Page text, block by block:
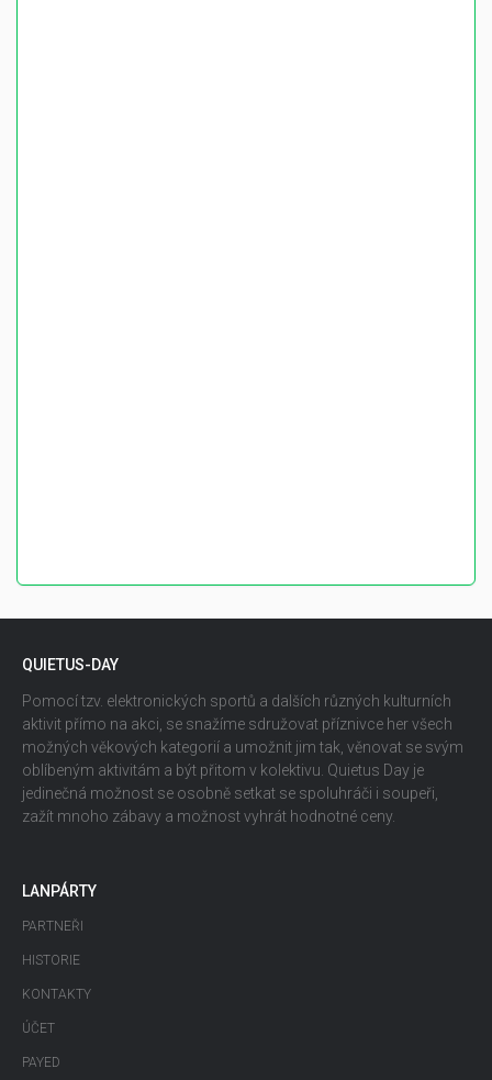
QUIETUS-DAY
Pomocí tzv. elektronických sportů a dalších různých kulturních
aktivit přímo na akci, se snažíme sdružovat příznivce her všech
možných věkových kategorií a umožnit jim tak, věnovat se svým
oblíbeným aktivitám a být přitom v kolektivu. Quietus Day je
jedinečná možnost se osobně setkat se spoluhráči i soupeři,
zažít mnoho zábavy a možnost vyhrát hodnotné ceny.
LANPÁRTY
PARTNEŘI
HISTORIE
KONTAKTY
ÚČET
PAYED